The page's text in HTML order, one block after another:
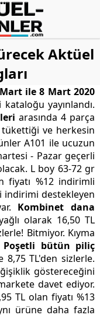
Aktüel
ile 8 Mart 2020
yayınlandı.
arasında 4 parça
ve herkesin
A101 ile ucuzun
- Pazar geçerli
L boy 63-72 gr
fiyatı %12 indirimli
indirimi destekleyen
Kombinet dana
olarak 16,50 TL
Bitmiyor. Kıyma
Poşetli bütün piliç
TL'den sizlerle.
göstereceğini
davet ediyor.
TL olan fiyatı %13
ürüne daha fazla